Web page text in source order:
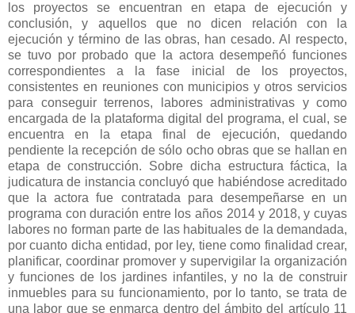
los proyectos se encuentran en etapa de ejecución y
conclusión, y aquellos que no dicen relación con la
ejecución y término de las obras, han cesado. Al respecto,
se tuvo por probado que la actora desempeñó funciones
correspondientes a la fase inicial de los proyectos,
consistentes en reuniones con municipios y otros servicios
para conseguir terrenos, labores administrativas y como
encargada de la plataforma digital del programa, el cual, se
encuentra en la etapa final de ejecución, quedando
pendiente la recepción de sólo ocho obras que se hallan en
etapa de construcción. Sobre dicha estructura fáctica, la
judicatura de instancia concluyó que habiéndose acreditado
que la actora fue contratada para desempeñarse en un
programa con duración entre los años 2014 y 2018, y cuyas
labores no forman parte de las habituales de la demandada,
por cuanto dicha entidad, por ley, tiene como finalidad crear,
planificar, coordinar promover y supervigilar la organización
y funciones de los jardines infantiles, y no la de construir
inmuebles para su funcionamiento, por lo tanto, se trata de
una labor que se enmarca dentro del ámbito del artículo 11